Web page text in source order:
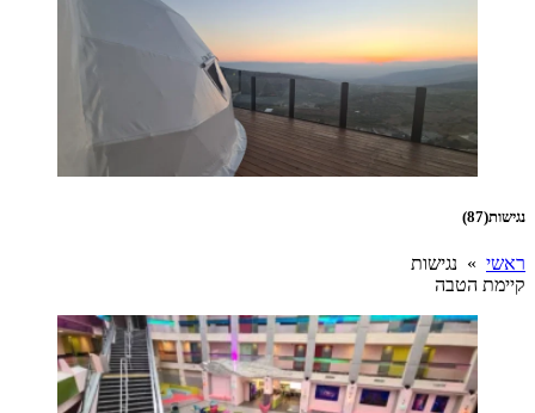
נגישות(87)
ראשי » נגישות
קיימת הטבה